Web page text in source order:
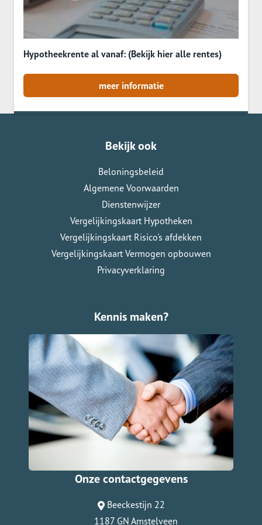
Hypotheekrente al vanaf: (Bekijk hier alle rentes)
meer informatie
Bekijk ook
Beloningsbeleid
Algemene Voorwaarden
Dienstenwijzer
Vergelijkingskaart Hypotheken
Vergelijkingskaart Risico's afdekken
Vergelijkingskaart Vermogen opbouwen
Privacyverklaring
Kennis maken?
Onze contactgegevens
Beeckestijn 22
1187 GN Amstelveen